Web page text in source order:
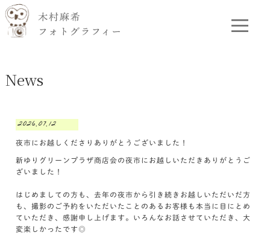
News
2026.07.12
夜市にお越しくださりありがとうございました！
新ゆりグリーンプラザ商店会の夜市にお越しいただきありがとうご
ざいました！
はじめましての方も、去年の夜市から引き続きお越しいただいだ方
も、撮影のご予約をいただいたことのあるお客様も本当に目にとめ
ていただき、感謝申し上げます。いろんなお話させていただき、大
変楽しかったです◎